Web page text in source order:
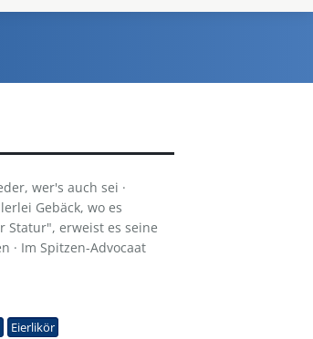
wer's auch sei ·
Gebäck, wo es
Statur", erweist es seine
· Im Spitzen-Advocaat
Eierlikör